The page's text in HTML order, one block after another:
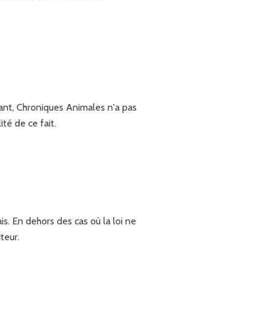
Chroniques Animales n'a pas
de ce fait.
En dehors des cas où la loi ne